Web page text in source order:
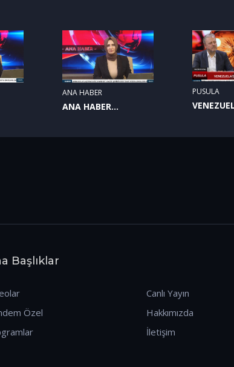
ANA HABER
ANA HABER
PUSULA
Başlıklar
Özel
Canlı Yayın
Hakkımızda
İletişim